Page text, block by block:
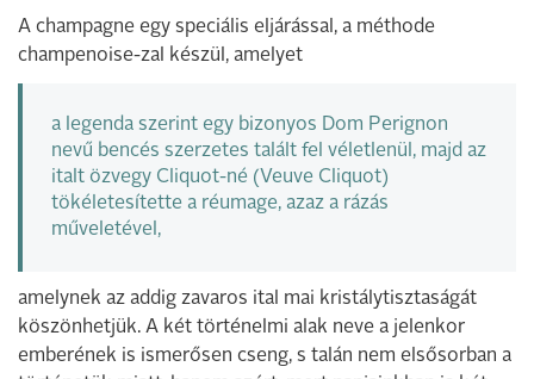
A champagne egy speciális eljárással, a méthode
champenoise-zal készül, amelyet
a legenda szerint egy bizonyos Dom Perignon
nevű bencés szerzetes talált fel véletlenül, majd az
italt özvegy Cliquot-né (Veuve Cliquot)
tökéletesítette a réumage, azaz a rázás
műveletével,
amelynek az addig zavaros ital mai kristálytisztaságát
köszönhetjük. A két történelmi alak neve a jelenkor
emberének is ismerősen cseng, s talán nem elsősorban a